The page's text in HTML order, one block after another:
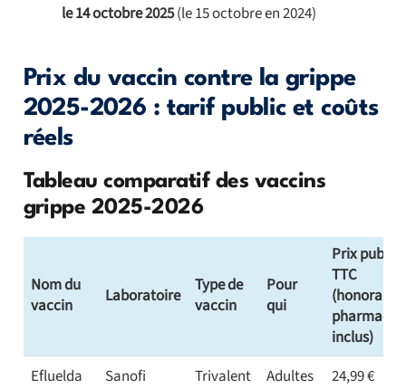
le 14 octobre 2025(le 15 octobre en 2024)
Prix du vaccin contre la grippe
2025-2026 : tarif public et coûts
réels
Tableau comparatif des vaccins
grippe 2025-2026
Nom du
vaccin
Laboratoire
Type de
vaccin
Pour
qui
Prix public
TTC
(honoraires
inclus)
Efluelda
Sanofi
Trivalent
Adultes
24,99 €